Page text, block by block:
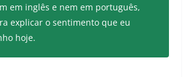
em inglês e nem em português,
explicar o sentimento que eu
hoje.